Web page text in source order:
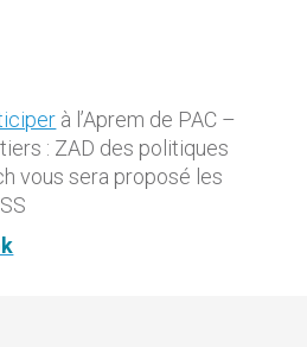
à l’Aprem de PAC –
: ZAD des politiques
vous sera proposé les